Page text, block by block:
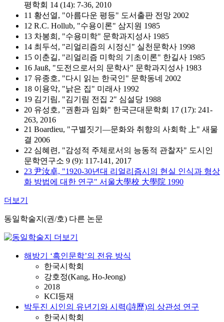
평학회 14 (14): 7-36, 2010
11 황선열, "아름다운 평등" 도서출판 전망 2002
12 R.C. Hollub, "수용이론" 삼지원 1985
13 차봉희, "수용미학" 문학과지성사 1985
14 최두석, "리얼리즘의 시정신" 실천문학사 1998
15 이춘길, "리얼리즘 미학의 기초이론" 한길사 1985
16 Jauß, "도전으로서의 문학사" 문학과지성사 1983
17 유종호, "다시 읽는 한국인" 문학동네 2002
18 이용악, "낡은 집" 미래사 1992
19 김기림, "김기림 전집 2" 심설당 1988
20 유성호, "권환과 임화" 한국근대문학회 17 (17): 241-
263, 2016
21 Boardieu, "구별짓기―문화와 취향의 사회학 上" 새물
결 2006
22 심혜련, "감성적 주체로서의 능동적 관찰자" 도시인
문학연구소 9 (9): 117-141, 2017
23 尹汝卓, "1920-30년대 리얼리즘시의 현실 인식과 형상
화 방법에 대한 연구" 서울大學校 大學院 1990
더보기
동일학술지(권/호) 다른 논문
해방기 ‘흑인문학’의 전유 방식
한국시학회
강호정(Kang, Ho-Jeong)
2018
KCI등재
박두진 시인의 유년기와 시력(詩歷)의 상관성 연구
한국시학회